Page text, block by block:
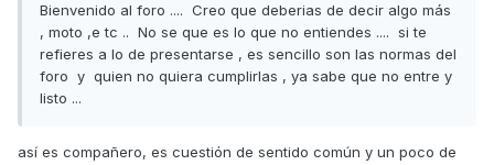
Bienvenido al foro .... Creo que deberias de decir algo más
, moto ,e tc .. No se que es lo que no entiendes .... si te
refieres a lo de presentarse , es sencillo son las normas del
foro y quien no quiera cumplirlas , ya sabe que no entre y
listo ...
así es compañero, es cuestión de sentido común y un poco de